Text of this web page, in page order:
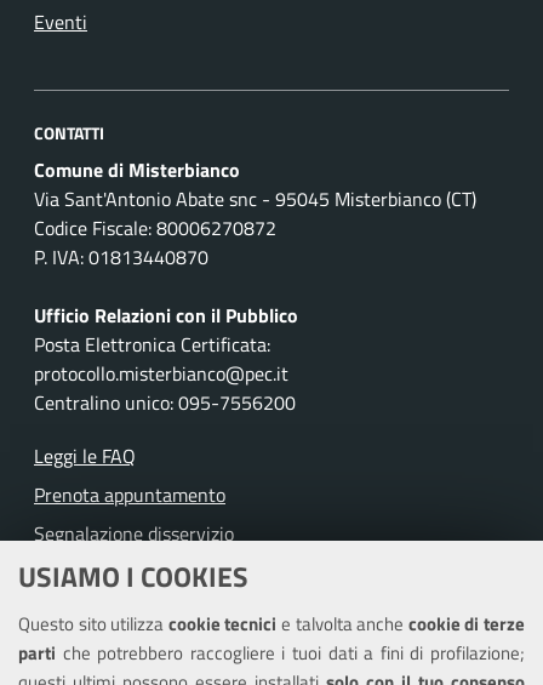
USIAMO I COOKIES
Questo sito utilizzacookie tecnicie talvolta anche cookie di terze
parti che potrebbero raccogliere i tuoi dati a fini di profilazione;
Eventi
CONTATTI
Comune di Misterbianco
Via Sant'Antonio Abate snc - 95045 Misterbianco (CT)
Codice Fiscale: 80006270872
P. IVA: 01813440870
Ufficio Relazioni con il Pubblico
Posta Elettronica Certificata:
protocollo.misterbianco@pec.it
Centralino unico: 095-7556200
Leggi le FAQ
Prenota appuntamento
Segnalazione disservizio
Richiesta assistenza
Amministrazione trasparente
Informativa privacy